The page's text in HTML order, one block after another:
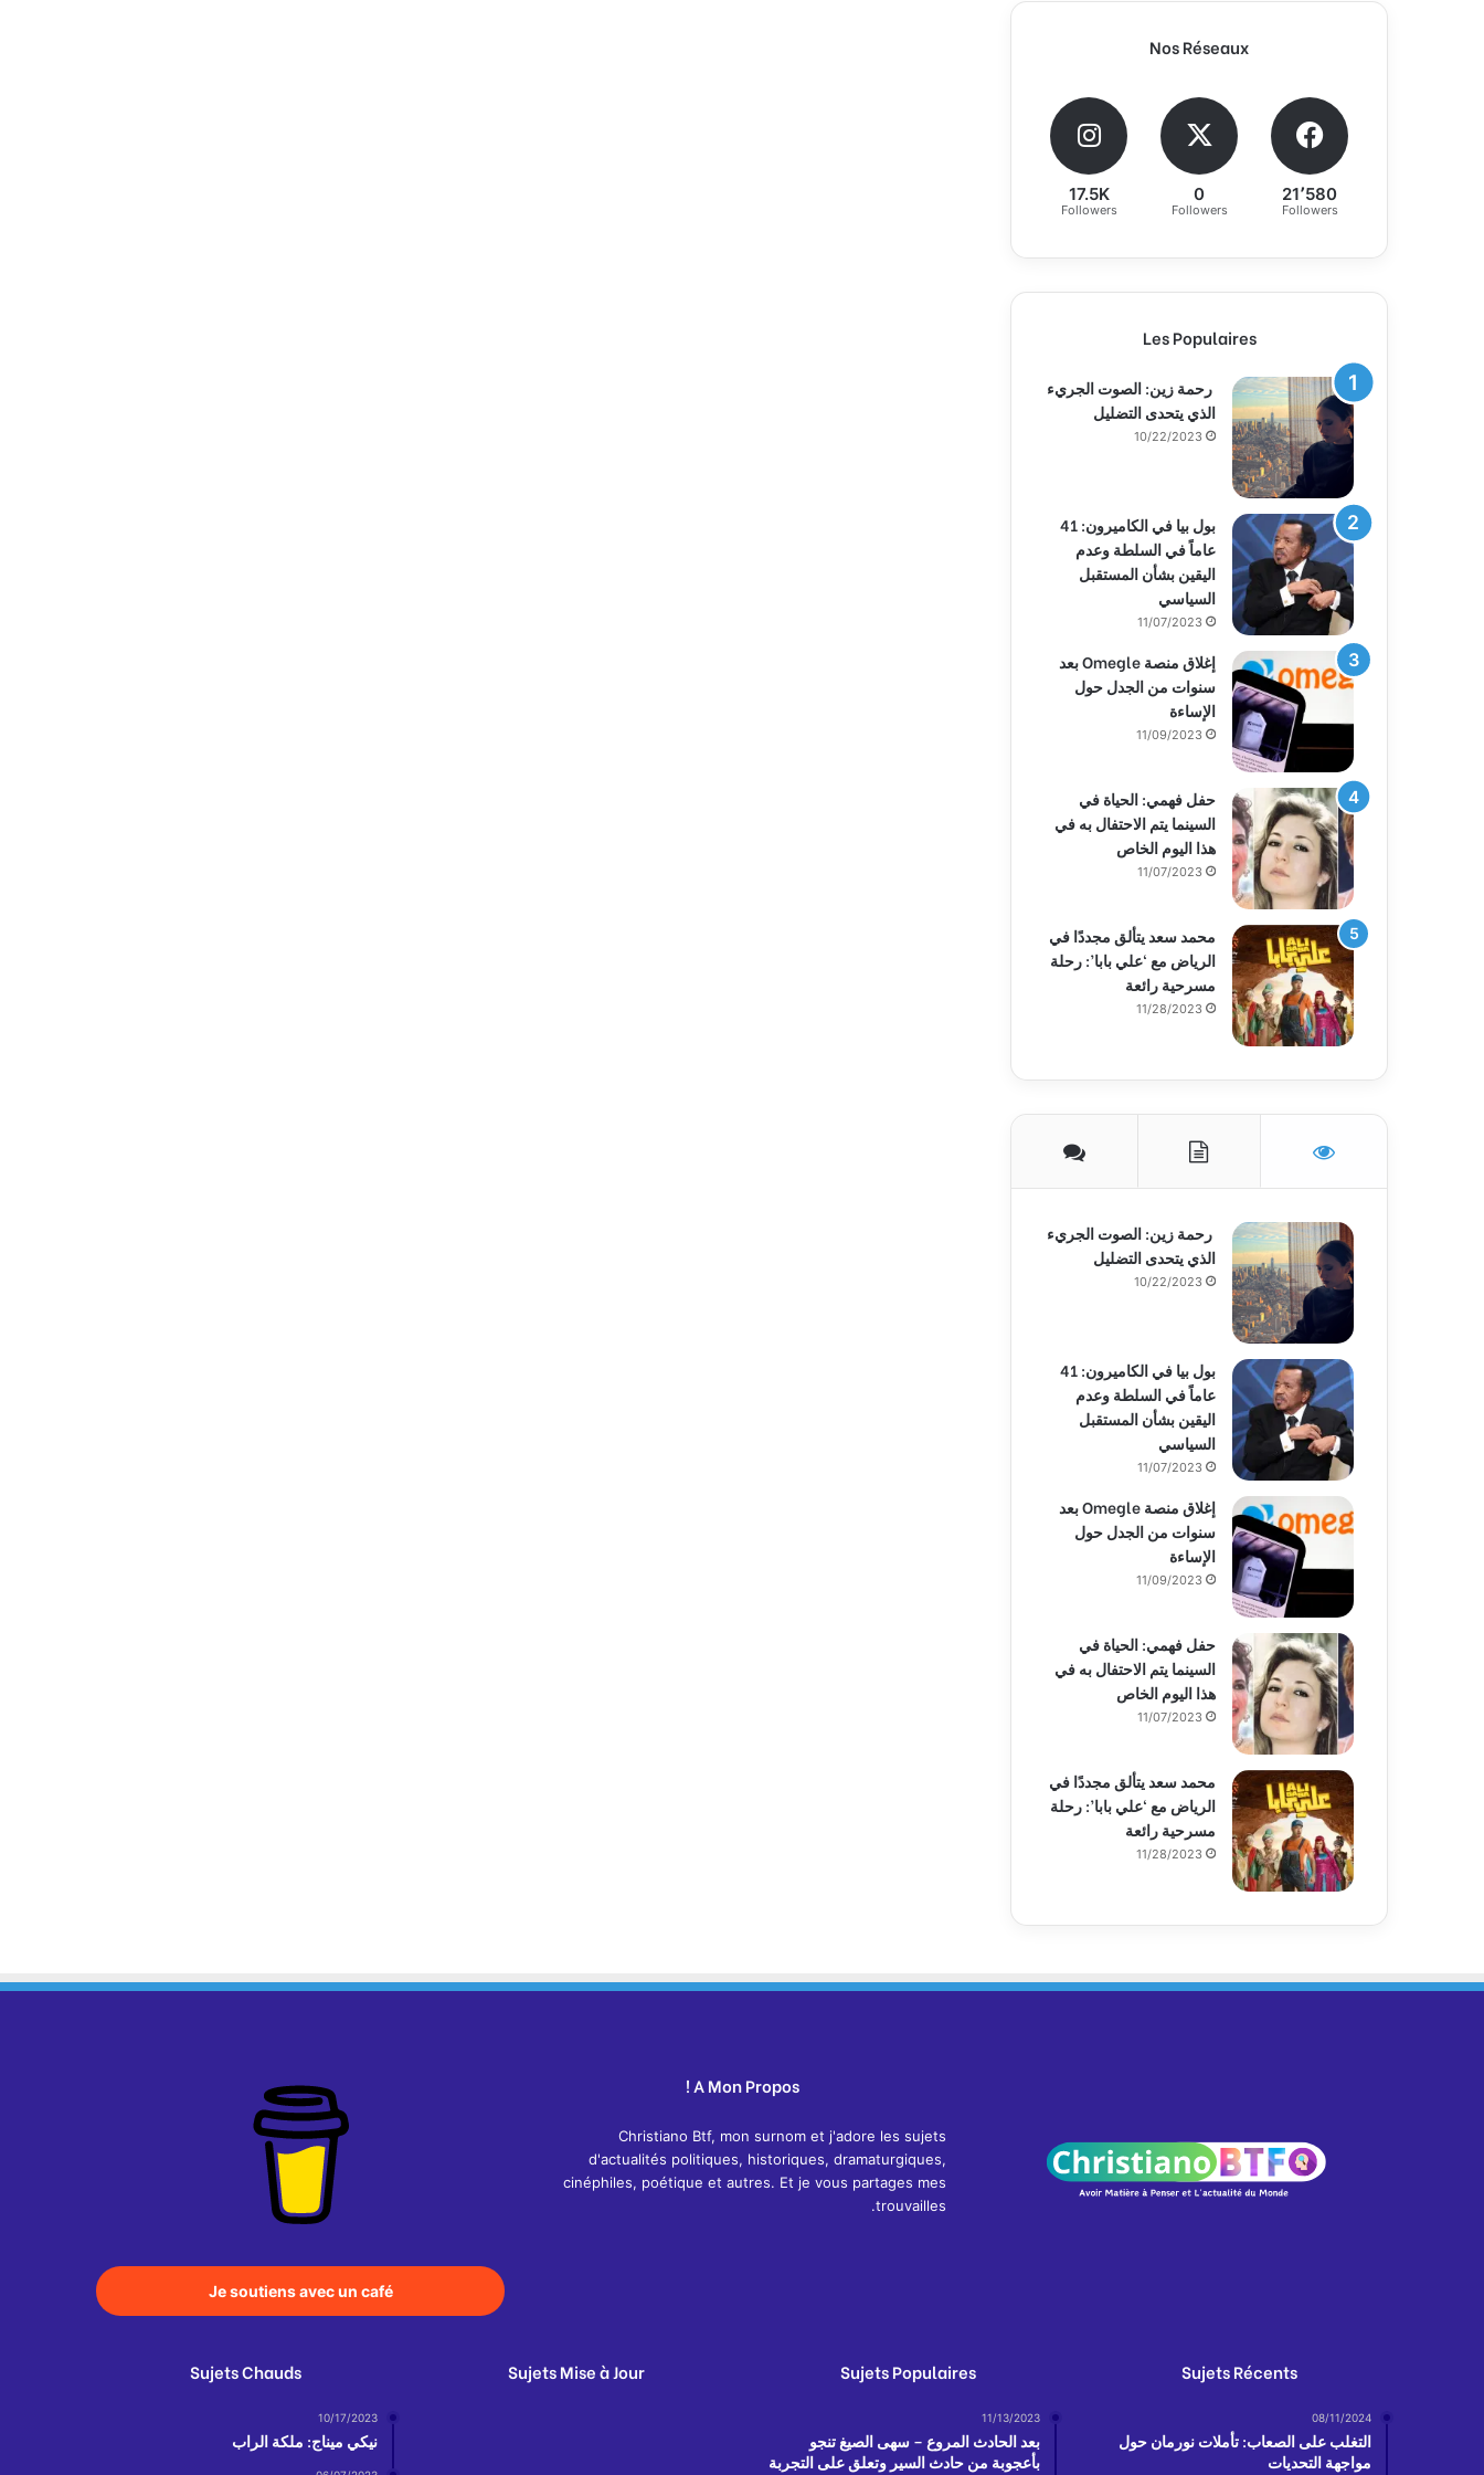
Nos Réseaux
21٬580
Followers
0
Followers
17.5K
Followers
Les Populaires
رحمة زين: الصوت الجريء
الذي يتحدى التضليل
10/22/2023
بول بيا في الكاميرون: 41
عاماً في السلطة وعدم
اليقين بشأن المستقبل
السياسي
11/07/2023
إغلاق منصة Omegle بعد
سنوات من الجدل حول
الإساءة
11/09/2023
حفل فهمي: الحياة في
السينما يتم الاحتفال به في
هذا اليوم الخاص
11/07/2023
محمد سعد يتألق مجددًا في
الرياض مع ‘علي بابا’: رحلة
مسرحية رائعة
11/28/2023
رحمة زين: الصوت الجريء
الذي يتحدى التضليل
10/22/2023
بول بيا في الكاميرون: 41
عاماً في السلطة وعدم
اليقين بشأن المستقبل
السياسي
11/07/2023
إغلاق منصة Omegle بعد
سنوات من الجدل حول
الإساءة
11/09/2023
حفل فهمي: الحياة في
السينما يتم الاحتفال به في
هذا اليوم الخاص
11/07/2023
محمد سعد يتألق مجددًا في
الرياض مع ‘علي بابا’: رحلة
مسرحية رائعة
11/28/2023
A Mon Propos !
Christiano Btf, mon surnom et j'adore les sujets
d'actualités politiques, historiques, dramaturgiques,
cinéphiles, poétique et autres. Et je vous partages mes
trouvailles.
Je soutiens avec un café
Sujets Récents
08/11/2024
التغلب على الصعاب: تأملات نورمان حول
مواجهة التحديات
Sujets Populaires
11/13/2023
بعد الحادث المروع – سهى الصيغ تنجو
بأعجوبة من حادث السير وتعلق على التجربة
Sujets Mise à Jour
Sujets Chauds
10/17/2023
نيكي ميناج: ملكة الراب